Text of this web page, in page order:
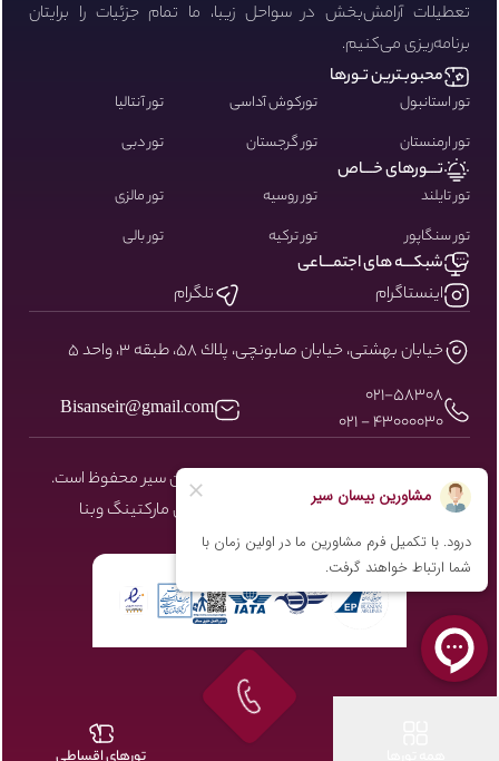
تعطیلات آرامش‌بخش در سواحل زیبا، ما تمام جزئیات را برایتان
برنامه‌ریزی می‌کنیم.
محبوبـترین تـورها
تور استانبول تورکوش آداسی
تور آنتالیا
تور ارمنستان
تور گرجستان تور دبی
تـــورهای خـــاص
تور تایلند تور روسیه
تور مالزی
تور سنگاپور
تور ترکیه تور بالی
شبکـــه های اجتمـــاعی
اینستاگرام
تلگرام
خيابان بهشتى، خيابان صابونچى، پلاك ٥٨، طبقه ٣، واحد ٥
۰۲۱-58308
43000030 - 021
Bisanseir@gmail.com
کلیه حقوق مادی و معنوی سایت نزد بیسان سیر محفوظ است.
طراحی و توسعه توسط شرکت دیجیتال مارکتینگوبنا